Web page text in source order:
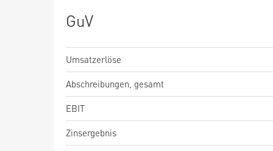
GuV
Umsatzerlöse
Abschreibungen, gesamt
EBIT
Zinsergebnis